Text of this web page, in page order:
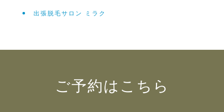
出張脱毛サロン ミラク
ご予約はこちら